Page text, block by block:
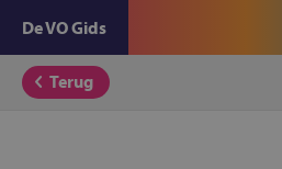
De VO Gids
Terug